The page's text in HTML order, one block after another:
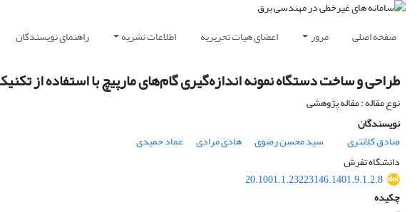
صفحه اصلی مرور اعضای هیات تحریریه اطلاعات نشریه راهنمای نویسندگان
طراحی و ساخت دستگاه نمونه اندازه‌گیری گام‌های مارپیچ با استفاده از
نوع مقاله : مقاله پژوهشی
نویسندگان
صادق کلانتری
سید محسن رضوی هادی مرادی
عماد حمیدی
دانشگاه تفرش
‎20.1001.1.23223146.1401.9.1.2.8
چکیده